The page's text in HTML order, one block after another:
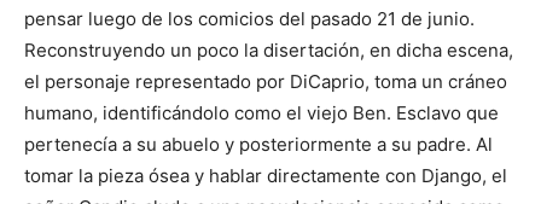
pensar luego de los comicios del pasado 21 de junio.
Reconstruyendo un poco la disertación, en dicha escena,
el personaje representado por DiCaprio, toma un cráneo
humano, identificándolo como el viejo Ben. Esclavo que
pertenecía a su abuelo y posteriormente a su padre. Al
tomar la pieza ósea y hablar directamente con Django, el